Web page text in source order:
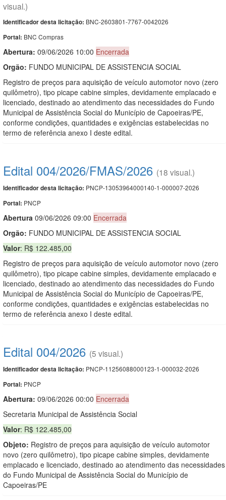
visual.)
Identificador desta licitação: BNC-2603801-7767-0042026
Portal: BNC Compras
Abertura: 09/06/2026 10:00 Encerrada
Orgão: FUNDO MUNICIPAL DE ASSISTENCIA SOCIAL
Registro de preços para aquisição de veículo automotor novo (zero
quilômetro), tipo picape cabine simples, devidamente emplacado e
licenciado, destinado ao atendimento das necessidades do Fundo
Municipal de Assistência Social do Município de Capoeiras/PE,
conforme condições, quantidades e exigências estabelecidas no
termo de referência anexo I deste edital.
Edital 004/2026/FMAS/2026 (18 visual.)
Identificador desta licitação: PNCP-13053964000140-1-000007-2026
Portal: PNCP
Abertura 09/06/2026 09:00 Encerrada
Orgão: FUNDO MUNICIPAL DE ASSISTENCIA SOCIAL
Valor: R$ 122.485,00
Registro de preços para aquisição de veículo automotor novo (zero
quilômetro), tipo picape cabine simples, devidamente emplacado e
licenciado, destinado ao atendimento das necessidades do Fundo
Municipal de Assistência Social do Município de Capoeiras/PE,
conforme condições, quantidades e exigências estabelecidas no
termo de referência anexo I deste edital.
Edital 004/2026 (5 visual.)
Identificador desta licitação: PNCP-11256088000123-1-000032-2026
Portal: PNCP
Abertura: 09/06/2026 00:00 Encerrada
Secretaria Municipal de Assistência Social
Valor: R$ 122.485,00
Objeto: Registro de preços para aquisição de veículo automotor
novo (zero quilômetro), tipo picape cabine simples, devidamente
emplacado e licenciado, destinado ao atendimento das necessidades
do Fundo Municipal de Assistência Social do Município de
Capoeiras/PE